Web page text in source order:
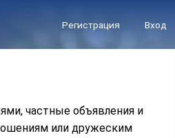
Регистрация Вход
частные объявления и
или дружеским